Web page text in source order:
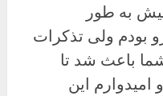
به طور
بودم ولی تذکرات
باعث شد تا
امیدوارم این